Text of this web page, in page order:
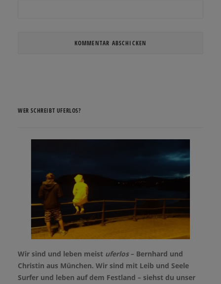
WER SCHREIBT UFERLOS?
Wir sind und leben meist uferlos– Bernhard und
Christin aus München. Wir sind mit Leib und Seele
Surfer und leben auf dem Festland – siehst du unser